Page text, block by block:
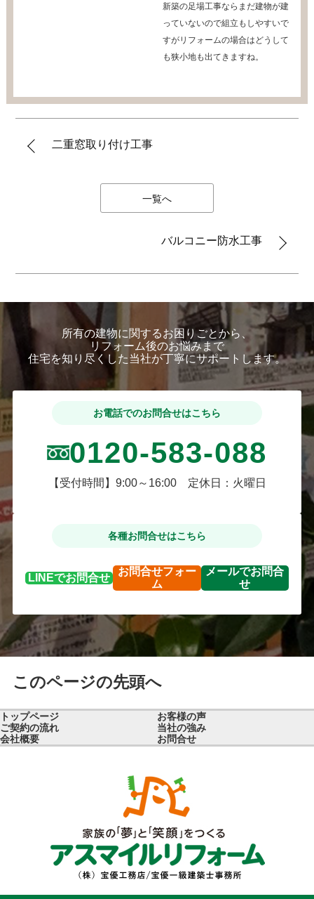
新築の足場工事ならまだ建物が建
っていないので組立もしやすいで
すがリフォームの場合はどうして
も狭小地も出てきますね。
二重窓取り付け工事
一覧へ
バルコニー防水工事
所有の建物に関するお困りごとから、
リフォーム後のお悩みまで
住宅を知り尽くした当社が丁寧にサポートします。
お電話でのお問合せはこちら
0120-583-088
【受付時間】9:00～16:00 定休日：火曜日
各種お問合せはこちら
LINEでお問合せ
お問合せフォー
ム
メールでお問合
せ
このページの先頭へ
トップページ
お客様の声
ご契約の流れ
当社の強み
会社概要
お問合せ